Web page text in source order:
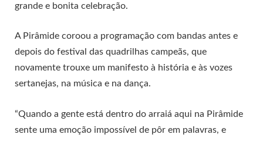
grande e bonita celebração.
A Pirâmide coroou a programação com bandas antes e
depois do festival das quadrilhas campeãs, que
novamente trouxe um manifesto à história e às vozes
sertanejas, na música e na dança.
“Quando a gente está dentro do arraiá aqui na Pirâmide
sente uma emoção impossível de pôr em palavras, e